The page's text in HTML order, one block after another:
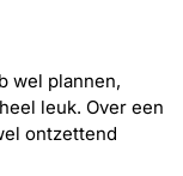
wel plannen,
leuk. Over een
ontzettend